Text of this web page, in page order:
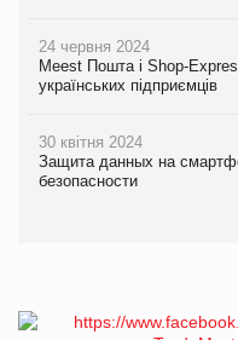
24 червня 2024
Meest Пошта і Shop-
українських підприємців
30 квітня 2024
Защита данных на
безопасности